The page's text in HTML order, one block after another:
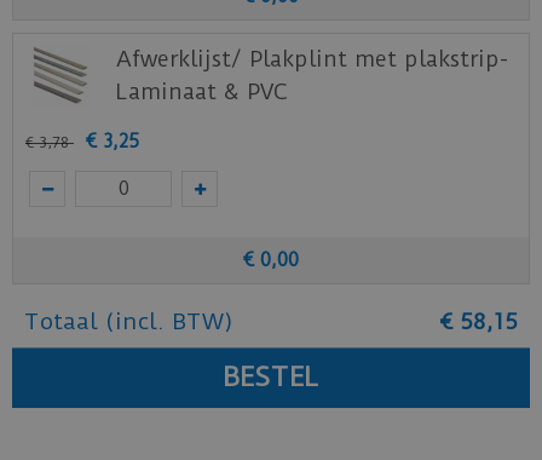
Afwerklijst/ Plakplint met plakstrip-
Laminaat & PVC
€ 3,78 € 3,25
€ 0,00
Totaal (incl. BTW) € 58,15